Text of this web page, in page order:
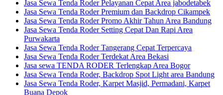
Jasa Sewa Tenda Roder Pelayanan Cepat Area jabodetabek
Jasa Sewa Tenda Roder Premium dan Backdrop Cikampek
Jasa Sewa Tenda Roder Promo Akhir Tahun Area Bandung
Jasa Sewa Tenda Roder Setting Cepat Dan Rapi Area
Purwakarta
Jasa Sewa Tenda Roder Tangerang Cepat Terpercaya
Jasa Sewa Tenda Roder Terdekat Area Bekasi
Jasa sewa TENDA RODER Terlengkap Area Bogor
Jasa Sewa Tenda Roder, Backdrop Spot Light area Bandung
Jasa Sewa Tenda Roder, Karpet Masjid, Permadani, Karpet
Buana Depok